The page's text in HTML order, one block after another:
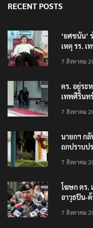
RECENT POSTS
‘ยศชนัน’
เหตุ รร.
7 สิงหาคม
ตร. อยู่ระ
เทพศิรินท
7 สิงหาคม
นายกฯ ก
ถกปราบป
7 สิงหาคม
โฆษก ตร.
อาวุธปืน-
7 สิงหาคม